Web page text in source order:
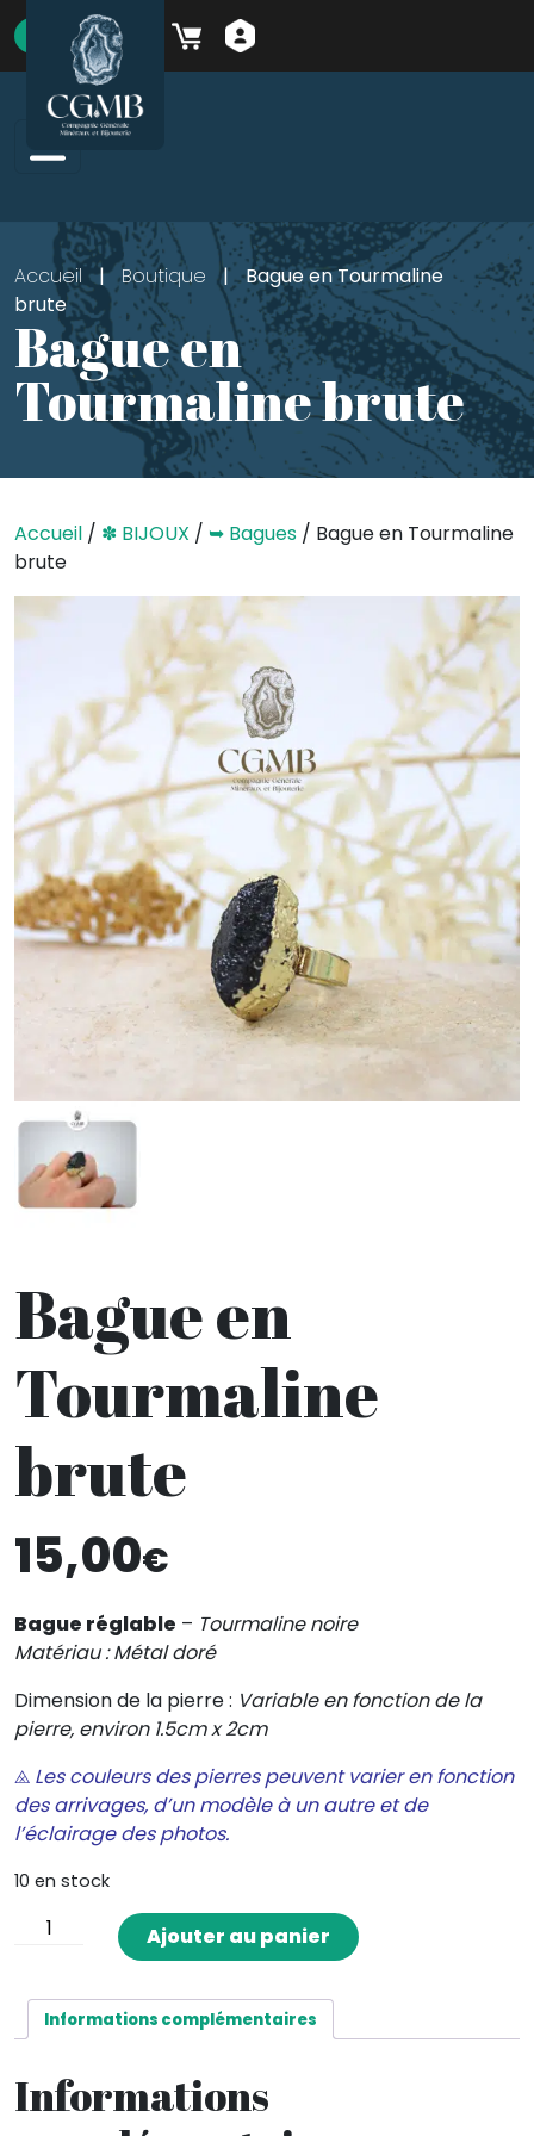
Skip to main content
boutique
Accueil | Boutique |
Bague en Tourmaline
brute
Bague en
Tourmaline brute
Accueil / ✽ BIJOUX / ➥ Bagues / Bague en Tourmaline
brute
Bague en
Tourmaline
brute
15,00€
Bague réglable – Tourmaline noire
Matériau : Métal doré
Dimension de la pierre : Variable en fonction de la
pierre, environ 1.5cm x 2cm
⨻ Les couleurs des pierres peuvent varier en fonction
des arrivages, d’un modèle à un autre et de
l’éclairage des photos.
10 en stock
quantité
Tourmaline
Ajouter au panier
Informations complémentaires
Informations